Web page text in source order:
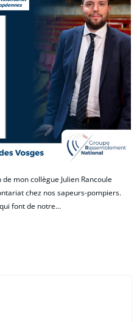
mon collègue Julien Rancoule
chez nos sapeurs-pompiers.
font de notre…